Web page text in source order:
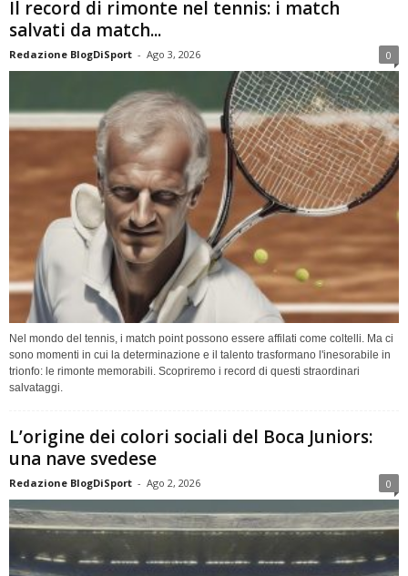
Il record di rimonte nel tennis: i match
salvati da match...
Redazione BlogDiSport - Ago 3, 2026 0
Nel mondo del tennis, i match point possono essere affilati come coltelli. Ma ci
sono momenti in cui la determinazione e il talento trasformano l'inesorabile in
trionfo: le rimonte memorabili. Scopriremo i record di questi straordinari
salvataggi.
L’origine dei colori sociali del Boca Juniors:
una nave svedese
Redazione BlogDiSport - Ago 2, 2026 0